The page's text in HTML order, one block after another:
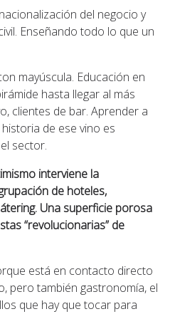
del negocio y
Enseñando todo lo que un
mayúscula. Educación en
hasta llegar al más
clientes de bar. Aprender a
de ese vino es
sector.
interviene la
de hoteles,
Una superficie porosa
“revolucionarias” de
está en contacto directo
pero también gastronomía, el
que hay que tocar para